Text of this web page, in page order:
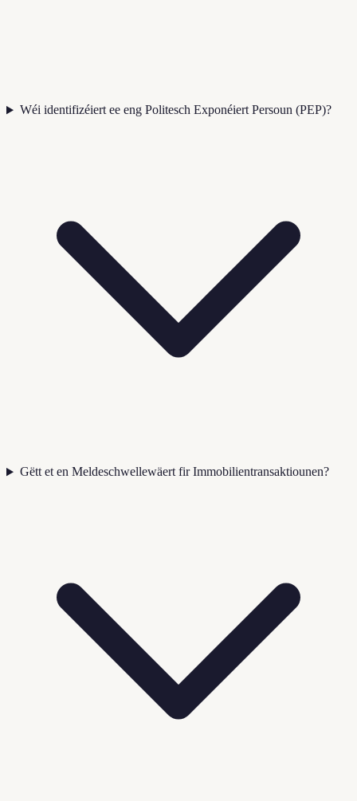
Wéi identifizéiert ee eng Politesch Exponéiert Persoun (PEP)?
Gëtt et en Meldeschwellewäert fir Immobilientransaktiounen?